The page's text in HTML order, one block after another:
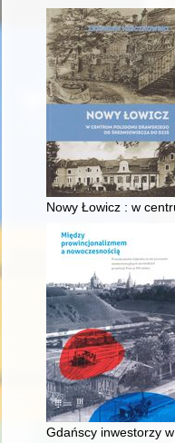
Nowy Łowicz : w
Gdańscy inwestorzy